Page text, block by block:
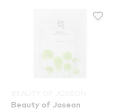
Beauty of Joseon